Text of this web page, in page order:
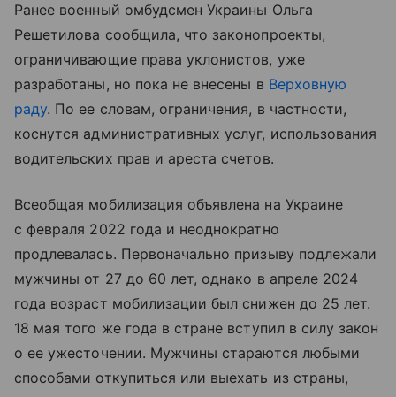
Ранее военный омбудсмен Украины Ольга
Решетилова сообщила, что законопроекты,
ограничивающие права уклонистов, уже
разработаны, но пока не внесены в Верховную
раду. По ее словам, ограничения, в частности,
коснутся административных услуг, использования
водительских прав и ареста счетов.
Всеобщая мобилизация объявлена на Украине
с февраля 2022 года и неоднократно
продлевалась. Первоначально призыву подлежали
мужчины от 27 до 60 лет, однако в апреле 2024
года возраст мобилизации был снижен до 25 лет.
18 мая того же года в стране вступил в силу закон
о ее ужесточении. Мужчины стараются любыми
способами откупиться или выехать из страны,